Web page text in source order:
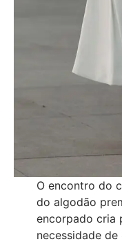
O encontro do
do algodão
encorpado cria
necessidade de